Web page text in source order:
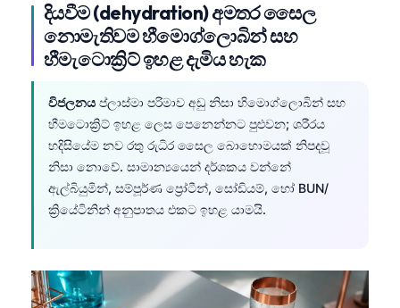
දියවීම (dehydration) අමතර සෛල
නොමැතිවම හීමොග්ලොබින් සහ
හීමැටොක්‍රිට් ඉහළ දැමිය හැක
විජලනය ප්ලාස්මා පරිමාව අඩු නිසා හිමොග්ලොබින් සහ
හීමටොක්‍රිට් ඉහළ ලෙස පෙනෙන්නට පුළුවන; ශරීරය
හදිසියේම නව රතු රුධිර සෛල බොහොමයක් නිපදවූ
නිසා නොවේ. සාමාන්‍යයෙන් දර්ශකය වන්නේ
ඇල්බියුමින්, සම්පූර්ණ ප්‍රෝටීන්, සෝඩියම්, හෝ BUN/
ක්‍රියේටිනින් අනුපාතය එකට ඉහළ යාමයි.